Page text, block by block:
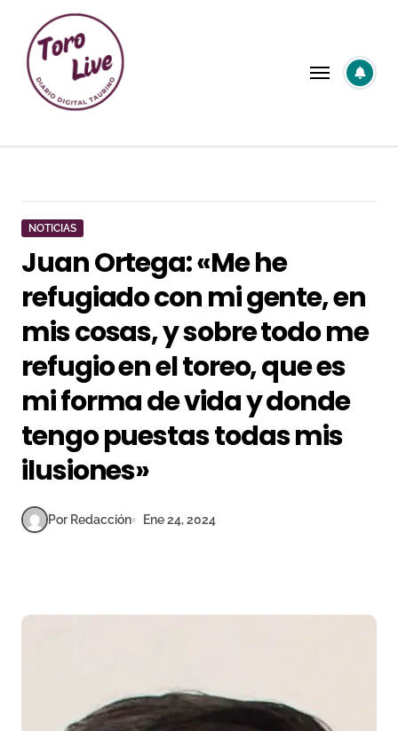
contenido
NOTICIAS
Juan Ortega: «Me he
refugiado con mi gente, en
mis cosas, y sobre todo me
refugio en el toreo, que es
mi forma de vida y donde
tengo puestas todas mis
ilusiones»
Por Redacción Ene 24, 2024